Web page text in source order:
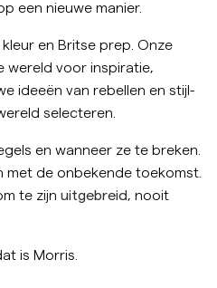
een nieuwe manier.
en Britse prep. Onze
wereld voor inspiratie,
ideeën van rebellen en stijl-
selecteren.
en wanneer ze te breken.
met de onbekende toekomst.
te zijn uitgebreid, nooit
is Morris.